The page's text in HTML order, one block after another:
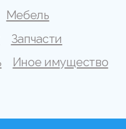
Мебель
Запчасти
Иное имущество